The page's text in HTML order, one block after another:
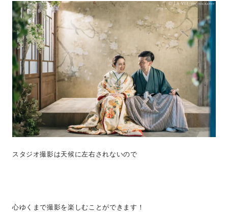
スタジオ撮影は天候に左右されないので
心ゆくまで撮影を楽しむことができます！